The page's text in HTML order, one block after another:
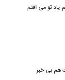
یاد تو می افتم
هم بی خبر